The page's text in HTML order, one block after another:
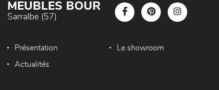
MEUBLES BOUR
Sarralbe (57)
Présentation Le showroom
Actualités